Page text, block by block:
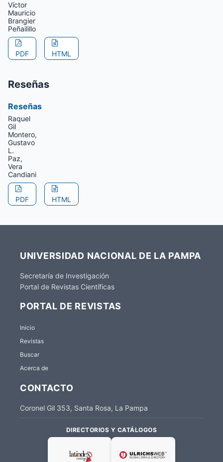
Víctor
Mauricio
Brangier
Peñailillo
PDF HTML
Reseñas
Reseñas
Raquel
Gil
Montero,
Gustavo
L.
Paz,
Vera
Candiani
PDF HTML
UNIVERSIDAD NACIONAL DE LA PAMPA
Secretaría de Investigación
Portal de Revistas Científicas
PORTAL DE REVISTAS
Inicio
Revistas
Buscar
Acerca de
CONTACTO
Coronel Gil 353, Santa Rosa, La Pampa
DIRECTORIOS Y CATÁLOGOS